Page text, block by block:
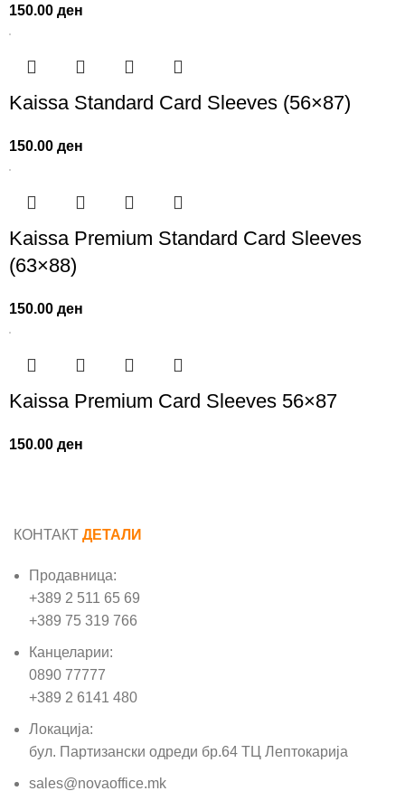
150.00ден
Kaissa Standard Card Sleeves (56×87)
150.00ден
Kaissa Premium Standard Card Sleeves
(63×88)
150.00ден
Kaissa Premium Card Sleeves 56×87
150.00ден
КОНТАКТ ДЕТАЛИ
Продавница:
+389 2 511 65 69
+389 75 319 766
Канцеларии:
0890 77777
+389 2 6141 480
Локација:
бул. Партизански одреди бр.64 ТЦ Лептокарија
sales@novaoffice.mk